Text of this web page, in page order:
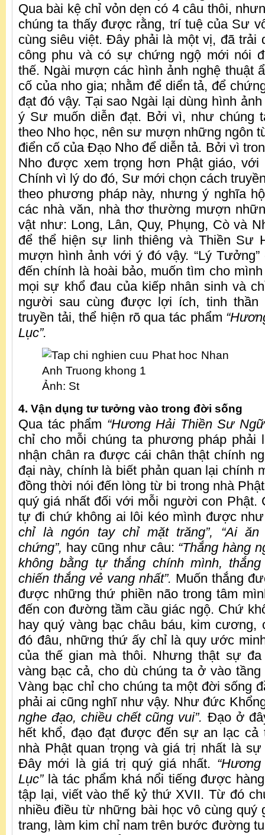
Qua bài kệ chỉ vỏn dẹn có 4 câu thôi,
chúng ta thấy được rằng, trí tuệ của Sư
cùng siêu việt. Đây phải là một vị, đã trải
công phu và có sự chứng ngộ mới nói
thế. Ngài mượn các hình ảnh nghệ thuật
cố của nho gia; nhằm để diển tả, để
đạt đó vậy. Tại sao Ngài lại dùng hình
ý Sư muốn diễn đạt. Bởi vì, như chúng
theo Nho học, nên sư mượn những ngôn
điển cố của Đạo Nho để diễn tả. Bởi vì
Nho được xem trọng hơn Phật giáo, với
Chính vì lý do đó, Sư mới chọn cách
theo phương pháp này, nhưng ý nghĩa
các nhà văn, nhà thơ thường mượn
vật như: Long, Lân, Quy, Phụng, Cò và
để thể hiện sự linh thiêng và Thiền Sư
mượn hình ảnh với ý đó vậy. “Lý
đến chính là hoài bảo, muốn tìm cho
mọi sự khổ đau của kiếp nhân sinh và
người sau cùng được lợi ích, tinh
truyền tải, thể hiện rõ qua tác phẩm
Lục”.
Ảnh: St
4. Vận dụng tư tưởng vào trong đời sống
Qua tác phẩm “Hương Hải Thiền Sư
chỉ cho mỗi chúng ta phương pháp phải
nhận chân ra được cái chân thật chính
đại này, chính là biết phản quan lại chính
đồng thời nói đến lòng từ bi trong nhà
quý giá nhất đối với mỗi người con Phật.
tự đi chứ không ai lôi kéo mình được
chỉ là ngón tay chỉ mặt trăng”, “Ai
chứng”, hay cũng như câu: “Thắng hàng
không bằng tự thắng chính mình,
chiến thắng vẻ vang nhất”. Muốn thắng
được những thứ phiền não trong tâm
đến con đường tầm cầu giác ngộ. Chứ
hay quý vàng bạc châu báu, kim cương,
đó đâu, những thứ ấy chỉ là quy ước
của thế gian mà thôi. Nhưng thật sự
vàng bạc cả, cho dù chúng ta ở vào
Vàng bạc chỉ cho chúng ta một đời sống
phải ai cũng nghĩ như vậy. Như đức
nghe đạo, chiều chết cũng vui”. Đạo ở
hết khổ, đạo đạt được đến sự an lạc cả
nhà Phật quan trọng và giá trị nhất là
Đây mới là giá trị quý giá nhất.
Lục”là tác phẩm khá nổi tiếng được
tập lại, viết vào thế kỷ thứ XVII. Từ đó
nhiều điều từ những bài học vô cùng quý
trang, làm kim chỉ nam trên bước đường